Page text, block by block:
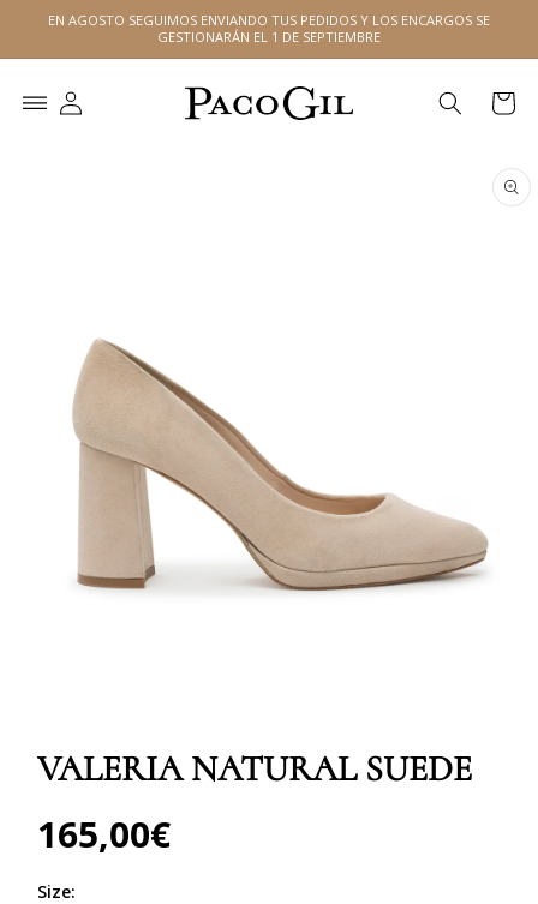
directamente
EN AGOSTO SEGUIMOS ENVIANDO TUS PEDIDOS Y LOS ENCARGOS SE
GESTIONARÁN EL 1 DE SEPTIEMBRE
Carrito
VALERIA NATURAL SUEDE
Precio
habitual
165,00€
Size: